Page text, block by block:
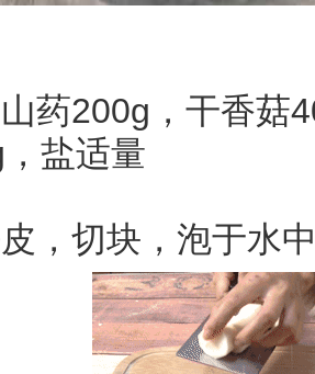
药200g，干香菇
盐适量
，切块，泡于水